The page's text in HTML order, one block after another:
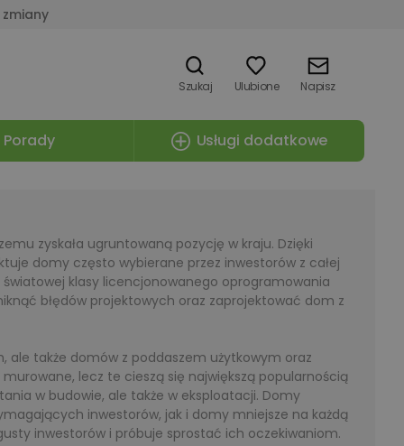
Szukaj Ulubione Napisz
Porady Usługi dodatkowe
zyskała ugruntowaną pozycję w kraju. Dzięki
domy często wybierane przez inwestorów z całej
klasy licencjonowanego oprogramowania
błędów projektowych oraz zaprojektować dom z
ale także domów z poddaszem użytkowym oraz
lecz te cieszą się największą popularnością
w budowie, ale także w eksploatacji. Domy
inwestorów, jak i domy mniejsze na każdą
inwestorów i próbuje sprostać ich oczekiwaniom.